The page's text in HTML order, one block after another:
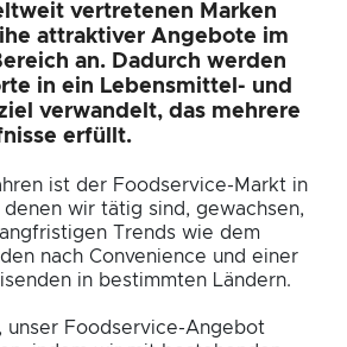
vertretenen Marken
attraktiver Angebote im
an. Dadurch werden
in ein Lebensmittel- und
verwandelt, das mehrere
erfüllt.
ist der Foodservice-Markt in
denen wir tätig sind, gewachsen,
Trends wie dem
nach Convenience und einer
in bestimmten Ländern.
unser Foodservice-Angebot